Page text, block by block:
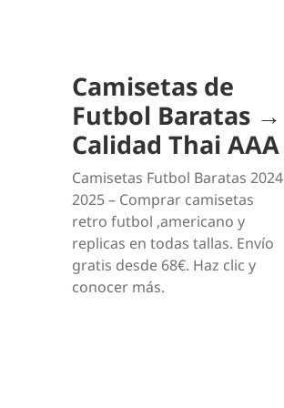
Camisetas de
Futbol Baratas →
Calidad Thai AAA
Camisetas Futbol Baratas 2024
2025 – Comprar camisetas
retro futbol ,americano y
replicas en todas tallas. Envío
gratis desde 68€. Haz clic y
conocer más.